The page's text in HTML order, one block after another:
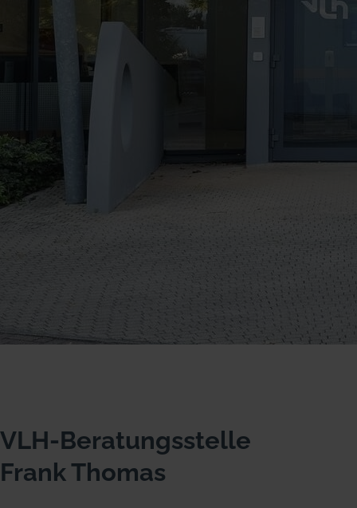
VLH-Beratungsstelle
Frank Thomas